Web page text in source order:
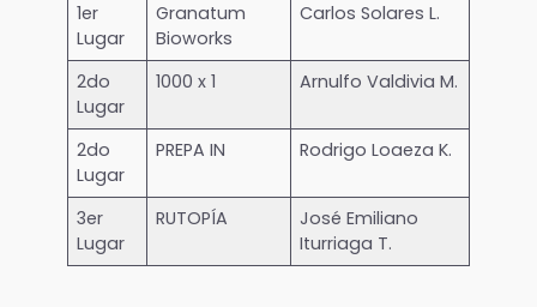
1er
Lugar
Granatum
Bioworks
Carlos Solares L.
2do
Lugar
1000 x 1 Arnulfo Valdivia M.
2do
Lugar
PREPA IN Rodrigo Loaeza K.
3er
Lugar
RUTOPÍA
José Emiliano
Iturriaga T.